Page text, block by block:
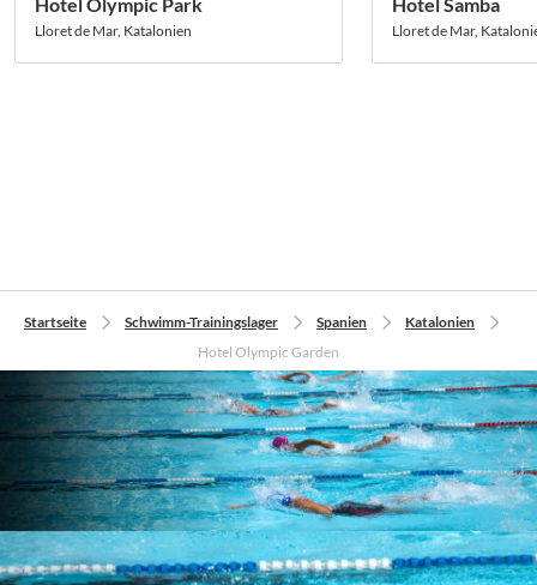
Lloret de Mar, Katalonien Lloret de Mar,
Startseite Schwimm-Trainingslager Spanien
Katalonien
Hotel Olympic Garden